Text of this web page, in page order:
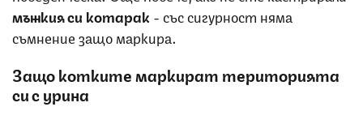
мъжкия си котарак - със сигурност няма
съмнение защо маркира.
Защо котките маркират територията
си с урина